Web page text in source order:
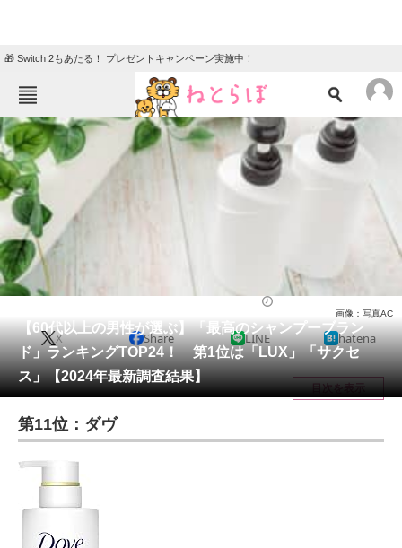
🎁 Switch 2もあたる！ プレゼントキャンペーン実施中！
ねとらぼメニュー
TOP ニュース
エンタメ クイズ
グルメ
住まい
動物
会員記事
メディア
注目記事を集めた総合ページ
ITの今と未来を見通す
スマホと通信の最新トレンド
【60代以上の男性が選ぶ】「最高のシャンプーブラン
ド」ランキングTOP24！ 第1位は「LUX」「サクセ
ス」【2024年最新調査結果】
画像：写真AC
X Share LINE hatena
目次を表示
第11位：ダヴ